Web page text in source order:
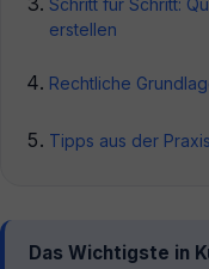
erstellen
Rechtliche
Tipps aus der Praxis
Das Wichtigste in